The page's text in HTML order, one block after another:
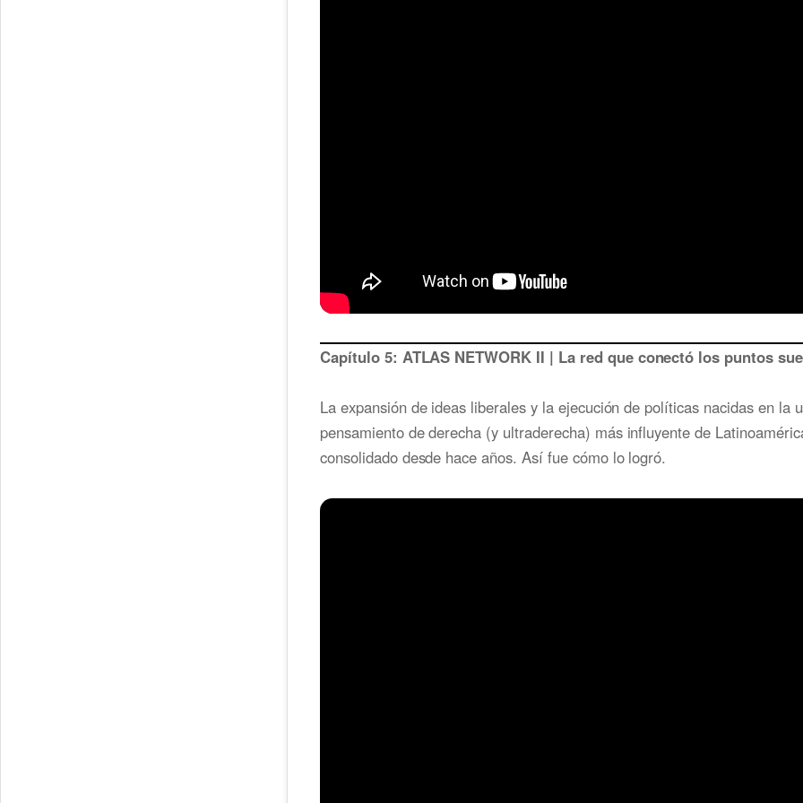
Capítulo 5: ATLAS NETWORK II | La red que conectó los puntos
La expansión de ideas liberales y la ejecución de políticas nacidas en la
pensamiento de derecha (y ultraderecha) más influyente de
consolidado desde hace años. Así fue cómo lo logró.